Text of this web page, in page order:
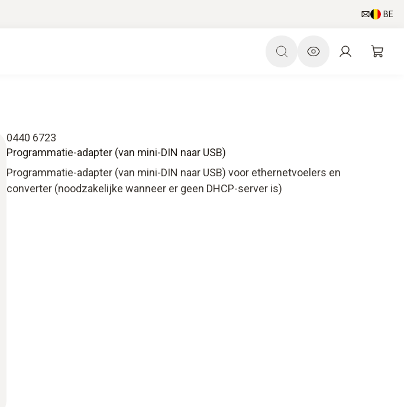
BE
0440 6723
Programmatie-adapter (van mini-DIN naar USB)
Programmatie-adapter (van mini-DIN naar USB) voor ethernetvoelers en
converter (noodzakelijke wanneer er geen DHCP-server is)